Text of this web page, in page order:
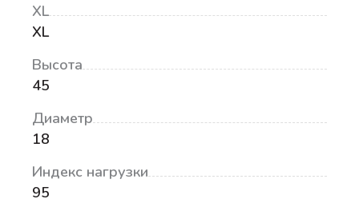
XL
XL
Высота
45
Диаметр
18
Индекс нагрузки
95